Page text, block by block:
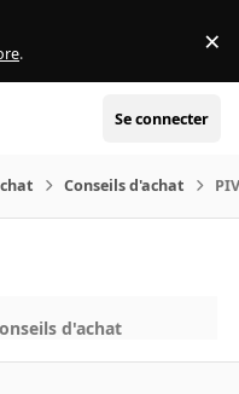
. ×
Se connecter
Conseils d'achat
d'achat